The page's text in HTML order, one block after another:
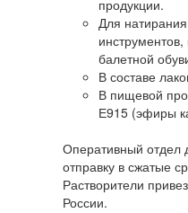
продукции.
Для
балетной
В составе
В пищевой
Е915 (эфиры
Оперативный отдел
отправку в сжатые
Растворители
России.